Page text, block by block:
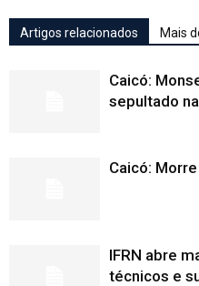
Artigos relacionados Mais
Caicó:
sepultado
Caicó:
IFRN abre
técnicos e